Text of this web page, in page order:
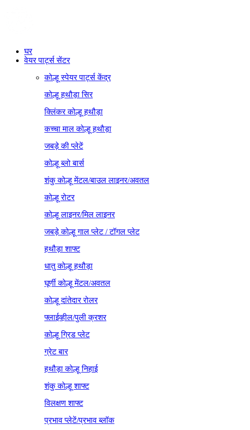
घर
वेयर पार्ट्स सेंटर
कोल्हू स्पेयर पार्ट्स केंद्र
कोल्हू हथौड़ा सिर
क्लिंकर कोल्हू हथौड़ा
कच्चा माल कोल्हू हथौड़ा
जबड़े की प्लेटें
कोल्हू ब्लो बार्स
शंकु कोल्हू मेंटल/बाउल लाइनर/अवतल
कोल्हू रोटर
कोल्हू लाइनर/मिल लाइनर
जबड़े कोल्हू गाल प्लेट / टॉगल प्लेट
हथौड़ा शाफ्ट
धातु कोल्हू हथौड़ा
घूर्णी कोल्हू मेंटल/अवतल
कोल्हू दांतेदार रोलर
फ्लाईव्हील/पुली क्रशर
कोल्हू ग्रिड प्लेट
ग्रेट बार
हथौड़ा कोल्हू निहाई
शंकु कोल्हू शाफ्ट
विलक्षण शाफ्ट
प्रभाव प्लेटें/प्रभाव ब्लॉक